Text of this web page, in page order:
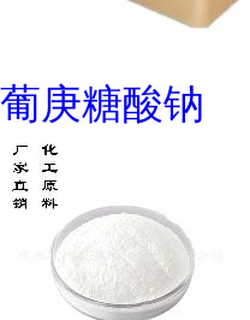
葡庚糖酸钠